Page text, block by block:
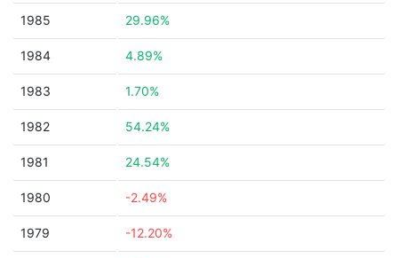
1985 29.96%
1984 4.89%
1983 1.70%
1982 54.24%
1981 24.54%
1980 -2.49%
1979 -12.20%